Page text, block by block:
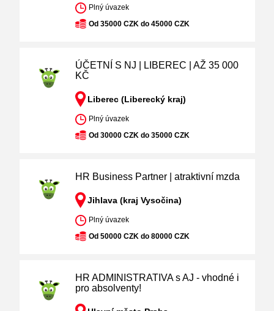
Plný úvazek
Od 35000 CZK do 45000 CZK
ÚČETNÍ S NJ | LIBEREC | AŽ 35 000
KČ
Liberec (Liberecký kraj)
Plný úvazek
Od 30000 CZK do 35000 CZK
HR Business Partner | atraktivní mzda
Jihlava (kraj Vysočina)
Plný úvazek
Od 50000 CZK do 80000 CZK
HR ADMINISTRATIVA s AJ - vhodné i
pro absolventy!